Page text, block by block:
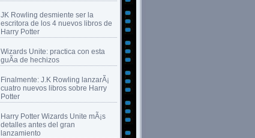
JK Rowling desmiente ser la
escritora de los 4 nuevos libros de
Harry Potter
Wizards Unite: practica con esta
guÃ­a de hechizos
Finalmente: J.K Rowling lanzarÃ¡
cuatro nuevos libros sobre Harry
Potter
Harry Potter Wizards Unite mÃ¡s
detalles antes del gran
lanzamiento